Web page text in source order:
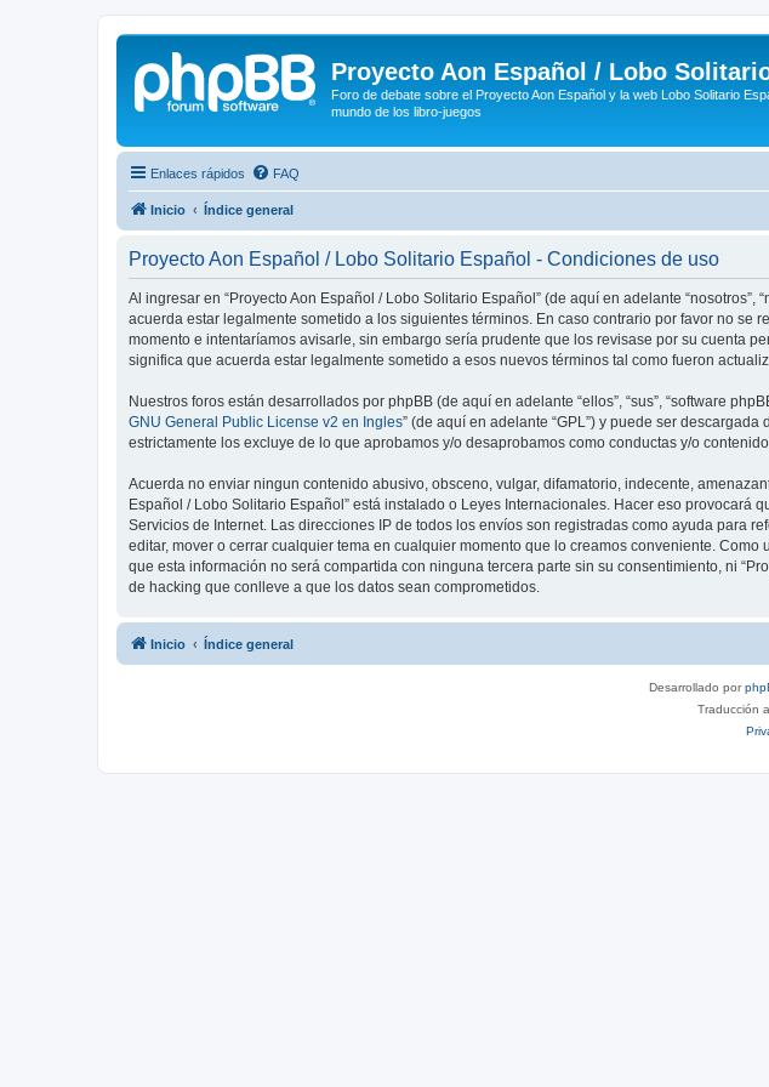
Proyecto Aon Español / Lobo
Foro de debate sobre el Proyecto Aon Español y la web Lobo Solitario
mundo de los libro-juegos
Enlaces rápidos FAQ
Inicio Índice general
Proyecto Aon Español / Lobo Solitario Español - Condiciones de uso
Al ingresar en “Proyecto Aon Español / Lobo Solitario Español” (de aquí en adelante “nosotros”,
acuerda estar legalmente sometido a los siguientes términos. En caso contrario por favor no se
momento e intentaríamos avisarle, sin embargo sería prudente que los revisase por su cuenta
significa que acuerda estar legalmente sometido a esos nuevos términos tal como fueron
Nuestros foros están desarrollados por phpBB (de aquí en adelante “ellos”, “sus”, “software
GNU General Public License v2 en Ingles” (de aquí en adelante “GPL”) y puede ser descargada
estrictamente los excluye de lo que aprobamos y/o desaprobamos como conductas y/o
Acuerda no enviar ningun contenido abusivo, obsceno, vulgar, difamatorio, indecente,
Español / Lobo Solitario Español” está instalado o Leyes Internacionales. Hacer eso
Servicios de Internet. Las direcciones IP de todos los envíos son registradas como ayuda para
editar, mover o cerrar cualquier tema en cualquier momento que lo creamos conveniente.
que esta información no será compartida con ninguna tercera parte sin su consentimiento, ni
de hacking que conlleve a que los datos sean comprometidos.
Inicio Índice general
Desarrollado por
Traducción